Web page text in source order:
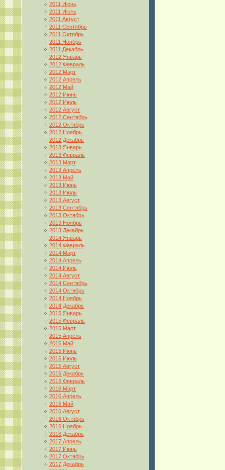
2011 Июнь
2011 Июль
2011 Август
2011 Сентябрь
2011 Октябрь
2011 Ноябрь
2011 Декабрь
2012 Январь
2012 Февраль
2012 Март
2012 Апрель
2012 Май
2012 Июнь
2012 Июль
2012 Август
2012 Сентябрь
2012 Октябрь
2012 Ноябрь
2012 Декабрь
2013 Январь
2013 Февраль
2013 Март
2013 Апрель
2013 Май
2013 Июнь
2013 Июль
2013 Август
2013 Сентябрь
2013 Октябрь
2013 Ноябрь
2013 Декабрь
2014 Январь
2014 Февраль
2014 Март
2014 Апрель
2014 Июль
2014 Август
2014 Сентябрь
2014 Октябрь
2014 Ноябрь
2014 Декабрь
2015 Январь
2015 Февраль
2015 Март
2015 Апрель
2015 Май
2015 Июнь
2015 Июль
2015 Август
2015 Декабрь
2016 Февраль
2016 Март
2016 Апрель
2016 Май
2016 Август
2016 Октябрь
2016 Ноябрь
2016 Декабрь
2017 Апрель
2017 Июнь
2017 Октябрь
2017 Декабрь